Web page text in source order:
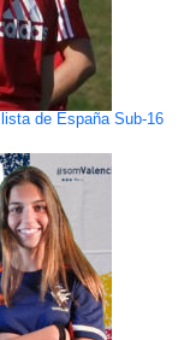
de España Sub-16